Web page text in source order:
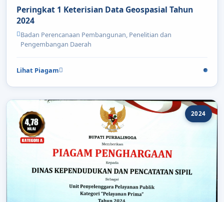
Peringkat 1 Keterisian Data Geospasial Tahun
2024
Badan Perencanaan Pembangunan, Penelitian dan
Pengembangan Daerah
Lihat Piagam
2024